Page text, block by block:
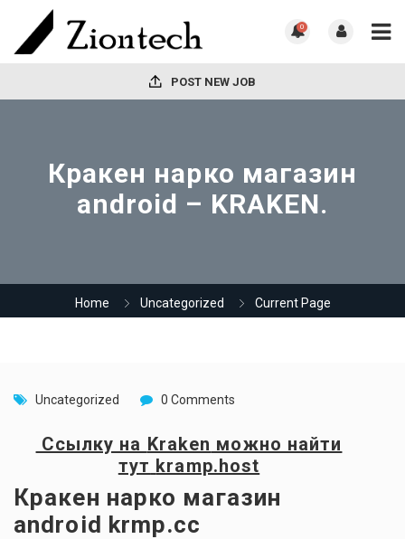
0
POST NEW JOB
Кракен нарко магазин
android – KRAKEN.
Home Uncategorized Current Page
Uncategorized 0 Comments
Ссылку на Kraken можно найти
тут kramp.host
Кракен нарко магазин
android krmp.cc